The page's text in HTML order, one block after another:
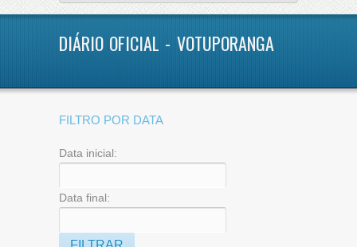
DIÁRIO OFICIAL - VOTUPORANGA
FILTRO POR DATA
Data inicial:
Data final: